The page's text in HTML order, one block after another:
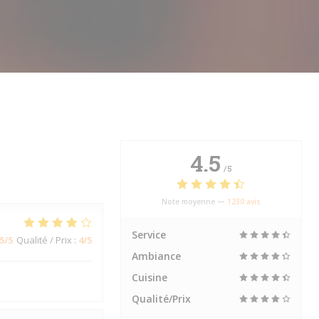
/5 Qualité / Prix : 4/5
4.5 /5
Note moyenne — 1230 avis
Service
Ambiance
Cuisine
Qualité/Prix